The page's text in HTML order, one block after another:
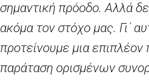
σημαντική πρόοδο. Αλλά
ακόμα τον στόχο μας. Γι΄
προτείνουμε μια επιπλέον
παράταση ορισμένων